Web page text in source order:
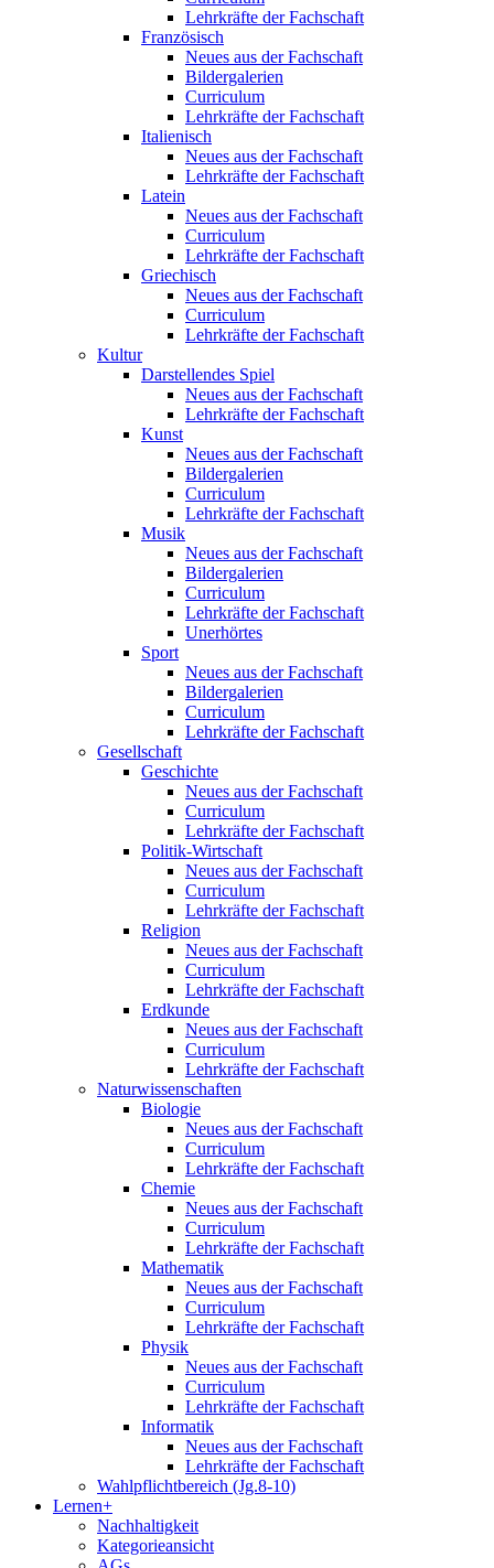
Lehrkräfte der Fachschaft
Französisch
Neues aus der Fachschaft
Bildergalerien
Curriculum
Lehrkräfte der Fachschaft
Italienisch
Neues aus der Fachschaft
Lehrkräfte der Fachschaft
Latein
Neues aus der Fachschaft
Curriculum
Lehrkräfte der Fachschaft
Griechisch
Neues aus der Fachschaft
Curriculum
Lehrkräfte der Fachschaft
Kultur
Darstellendes Spiel
Neues aus der Fachschaft
Lehrkräfte der Fachschaft
Kunst
Neues aus der Fachschaft
Bildergalerien
Curriculum
Lehrkräfte der Fachschaft
Musik
Neues aus der Fachschaft
Bildergalerien
Curriculum
Lehrkräfte der Fachschaft
Unerhörtes
Sport
Neues aus der Fachschaft
Bildergalerien
Curriculum
Lehrkräfte der Fachschaft
Gesellschaft
Geschichte
Neues aus der Fachschaft
Curriculum
Lehrkräfte der Fachschaft
Politik-Wirtschaft
Neues aus der Fachschaft
Curriculum
Lehrkräfte der Fachschaft
Religion
Neues aus der Fachschaft
Curriculum
Lehrkräfte der Fachschaft
Erdkunde
Neues aus der Fachschaft
Curriculum
Lehrkräfte der Fachschaft
Naturwissenschaften
Biologie
Neues aus der Fachschaft
Curriculum
Lehrkräfte der Fachschaft
Chemie
Neues aus der Fachschaft
Curriculum
Lehrkräfte der Fachschaft
Mathematik
Neues aus der Fachschaft
Curriculum
Lehrkräfte der Fachschaft
Physik
Neues aus der Fachschaft
Curriculum
Lehrkräfte der Fachschaft
Informatik
Neues aus der Fachschaft
Lehrkräfte der Fachschaft
Wahlpflichtbereich (Jg.8-10)
Lernen+
Nachhaltigkeit
Kategorieansicht